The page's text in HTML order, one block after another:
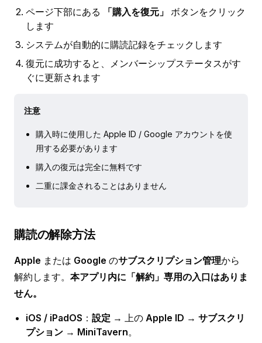
ページ下部にある
「購入を復元」 ボタンをクリック
します
システムが自動的に購読記録をチェックします
復元に成功すると、メンバーシップステータスがす
ぐに更新されます
注意
購入時に使用した Apple ID / Google アカウントを使
用する必要があります
購入の復元は完全に無料です
二重に課金されることはありません
購読の解除方法
Apple または Google のサブスクリプション管理から
解約します。 本アプリ内に「解約」専用の入口はありま
せん。
iOS / iPadOS ： 設定 → 上の Apple ID → サブスクリ
プション → MiniTavern。